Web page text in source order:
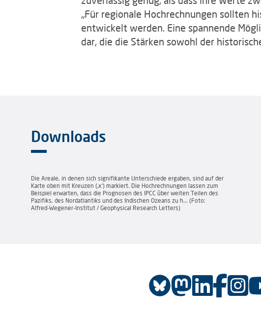
„Für regionale Hochrechnungen sollten
entwickelt werden. Eine spannende
dar, die die Stärken sowohl der
Downloads
Die Areale, in denen sich signifikante Unterschiede ergaben, sind auf der
Karte oben mit Kreuzen (‚x‘) markiert. Die Hochrechnungen lassen zum
Beispiel erwarten, dass die Prognosen des IPCC über weiten Teilen des
Pazifiks, des Nordatlantiks und des Indischen Ozeans zu h... (Foto:
Alfred-Wegener-Institut / Geophysical Research Letters)